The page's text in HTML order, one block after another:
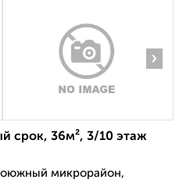
›
срок, 36м², 3/10 этаж
микрорайон,